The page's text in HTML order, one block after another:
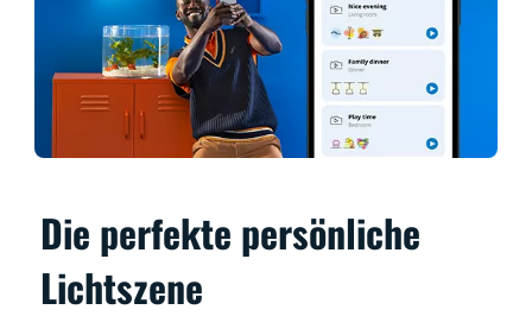
Die perfekte persönliche
Lichtszene